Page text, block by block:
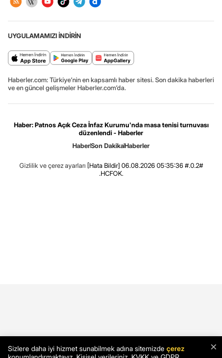
UYGULAMAMIZI İNDİRİN
Haberler.com: Türkiye’nin en kapsamlı haber sitesi. Son dakika haberleri
ve en güncel gelişmeler Haberler.com’da.
Haber: Patnos Açık Ceza İnfaz Kurumu'nda masa tenisi turnuvası
düzenlendi - Haberler
HaberSon DakikaHaberler
Gizlilik ve çerez ayarları [Hata Bildir] 06.08.2026 05:35:36 #.0.2#
.HCFOK.
×
Sizlere daha iyi hizmet sunabilmek adına sitemizde çerez